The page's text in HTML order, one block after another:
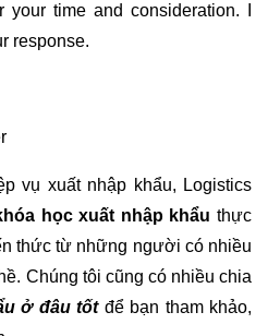
time and consideration. I
response.
vụ xuất nhập khẩu, Logistics
học xuất nhập khẩu thực
thức từ những người có nhiều
Chúng tôi cũng có nhiều chia
ở đâu tốtđể bạn tham khảo,